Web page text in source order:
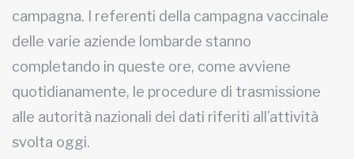
campagna. I referenti della campagna vaccinale
delle varie aziende lombarde stanno
completando in queste ore, come avviene
quotidianamente, le procedure di trasmissione
alle autorità nazionali dei dati riferiti all’attività
svolta oggi.